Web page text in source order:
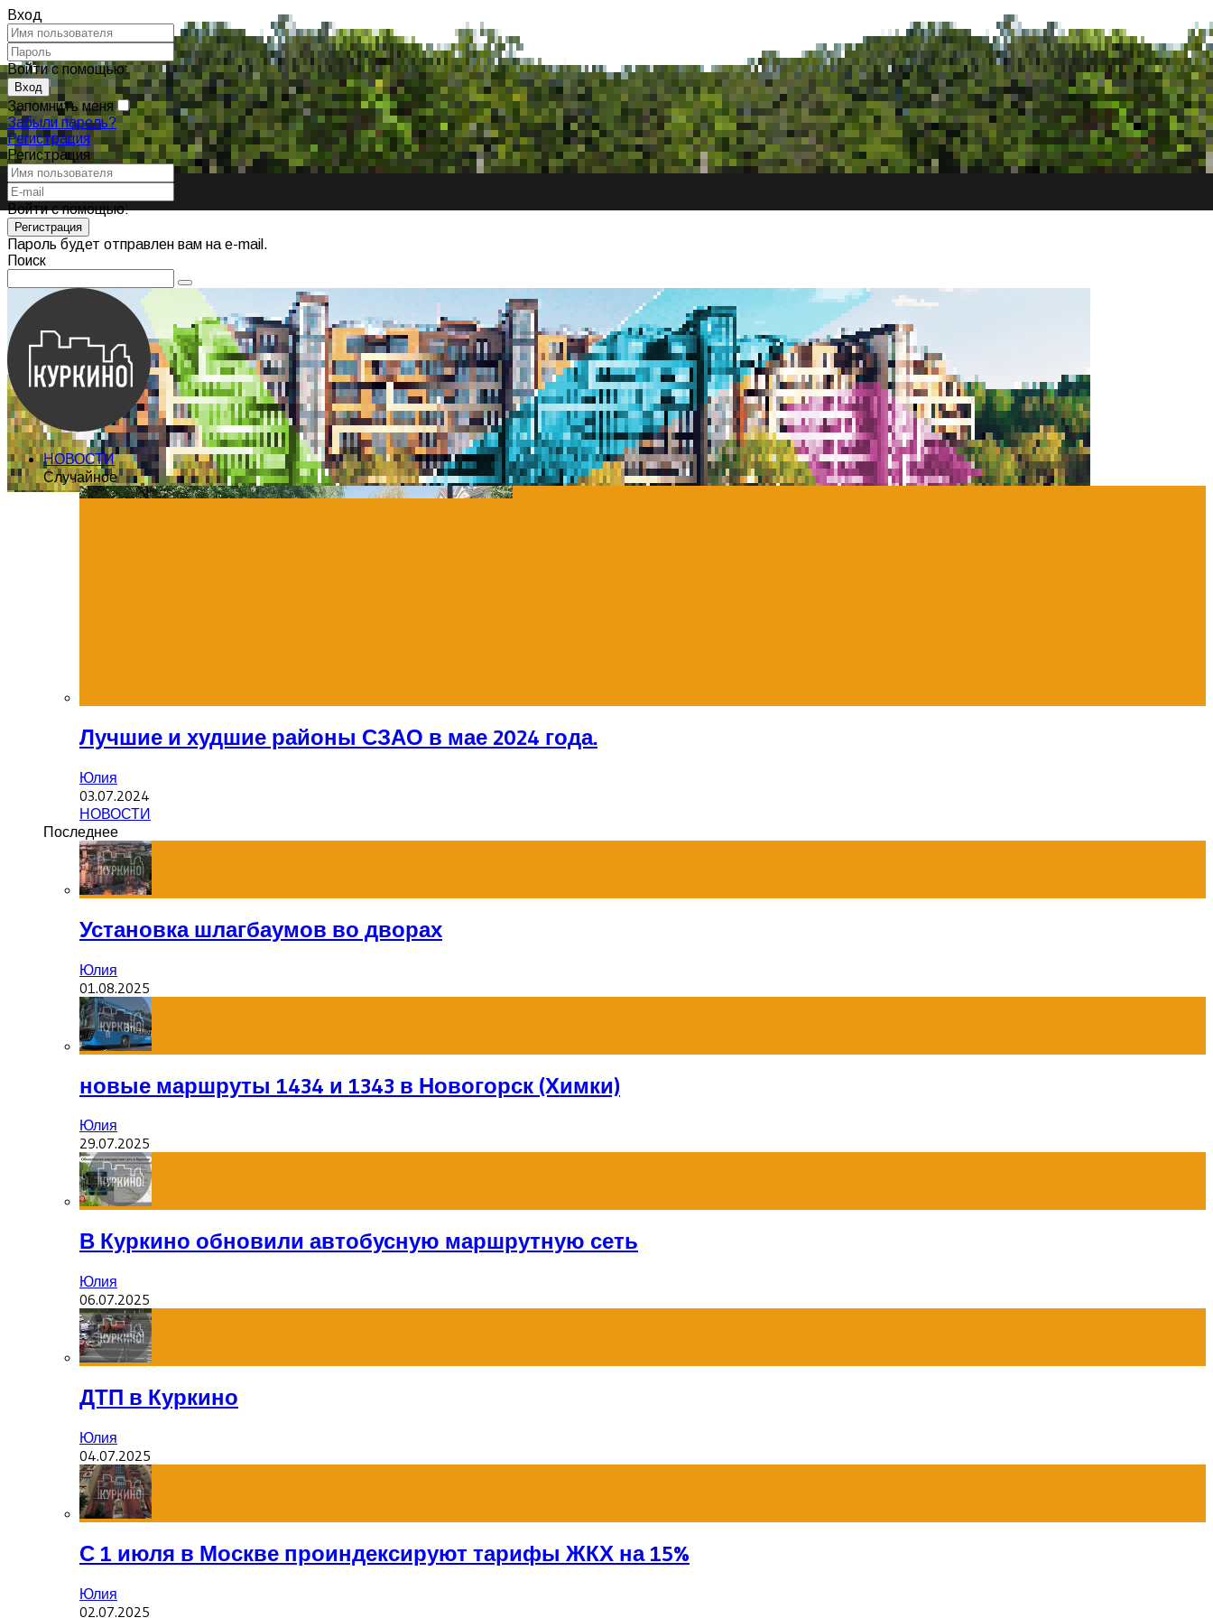
Вход
Войти с помощью:
Запомнить меня
Забыли пароль?
Регистрация
Регистрация
Войти с помощью:
Пароль будет отправлен вам на e-mail.
Поиск
НОВОСТИ
Случайное
Лучшие и худшие районы СЗАО в мае 2024 года.
Юлия
03.07.2024
НОВОСТИ
Последнее
Установка шлагбаумов во дворах
Юлия
01.08.2025
новые маршруты 1434 и 1343 в Новогорск (Химки)
Юлия
29.07.2025
В Куркино обновили автобусную маршрутную сеть
Юлия
06.07.2025
ДТП в Куркино
Юлия
04.07.2025
С 1 июля в Москве проиндексируют тарифы ЖКХ на 15%
Юлия
02.07.2025